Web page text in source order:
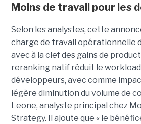
Moins de travail pour les
Selon les analystes, cette
charge de travail opérationnelle
avec à la clef des gains de
reranking natif réduit le
développeurs, avec comme
légère diminution du volume de
Leone, analyste principal chez
Strategy. Il ajoute que « le